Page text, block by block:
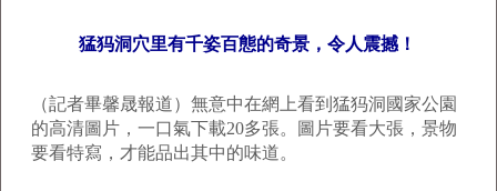
猛犸洞穴里有千姿百態的奇景，令人震撼！
（記者畢馨晟報道）無意中在網上看到猛犸洞國家公園
的高清圖片，一口氣下載20多張。圖片要看大張，景物
要看特寫，才能品出其中的味道。